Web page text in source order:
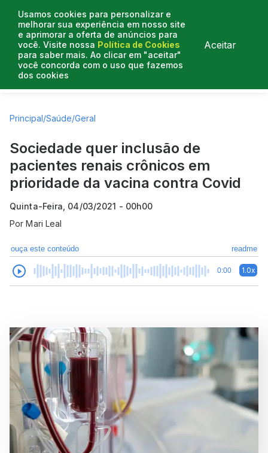
Usamos cookies para personalizar e
melhorar sua experiência em nosso site
e aprimorar a oferta de anúncios para
você. Visite nossa Política de Cookies
para saber mais. Ao clicar em "aceitar"
você concorda com o uso que fazemos
dos cookies
Aceitar
Artigos
Principal/Saúde/Geral
Sociedade quer inclusão de
pacientes renais crônicos em
prioridade da vacina contra Covid
Quinta-Feira, 04/03/2021 - 00h00
PorMari Leal
ouça este conteúdo readme
0:00 1.0x